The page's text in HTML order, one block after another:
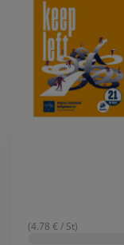
(4.78 € / St)